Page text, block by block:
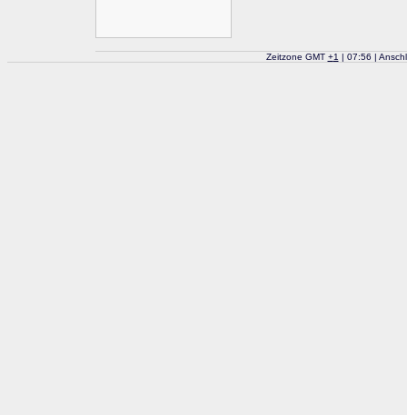
Zeitzone GMT +1 | 07:56 |